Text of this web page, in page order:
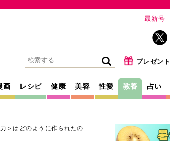
最新号
プレゼント
画 レシピ 健康 美容 性愛 教養 占い
＞はどのように作られたの